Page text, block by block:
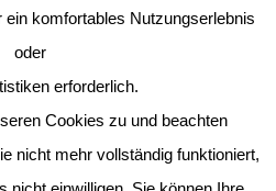
wir sehr nett beraten.
komfortables Nutzungserlebnis
oder
erforderlich.
Cookies zu und beachten
nicht mehr vollständig funktioniert,